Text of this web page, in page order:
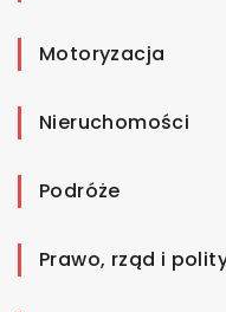
Motoryzacja
Nieruchomości
Podróże
Prawo, rząd i